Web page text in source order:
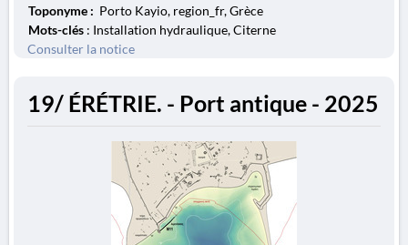
Toponyme : Porto Kayio, region_fr, Grèce
Mots-clés : Installation hydraulique, Citerne
Consulter la notice
19/ ÉRÉTRIE. - Port antique - 2025